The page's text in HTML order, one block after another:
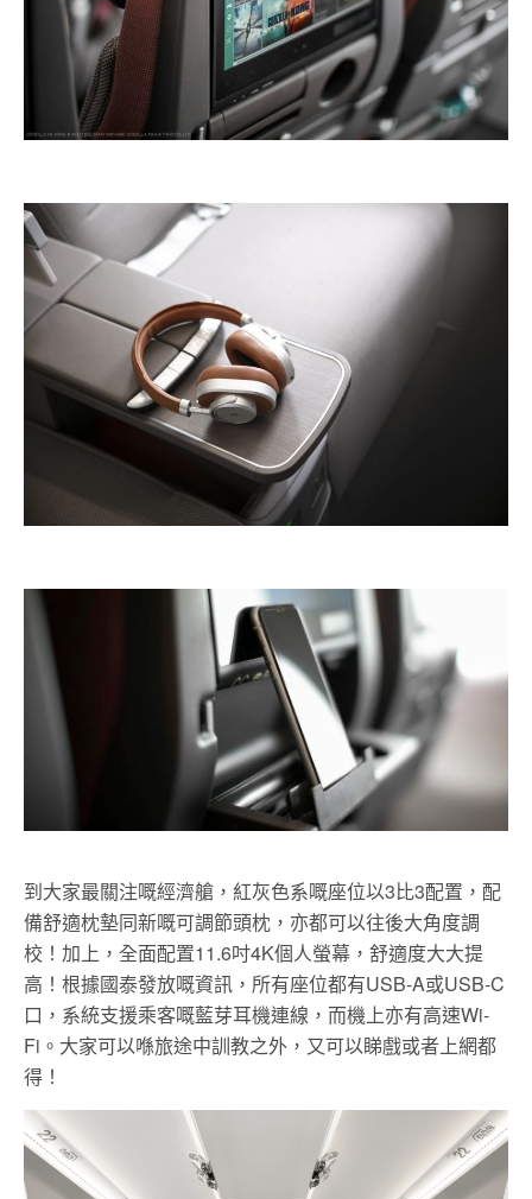
到大家最關注嘅經濟艙，紅灰色系嘅座位以3比3配置，配
備舒適枕墊同新嘅可調節頭枕，亦都可以往後大角度調
校！加上，全面配置11.6吋4K個人螢幕，舒適度大大提
高！根據國泰發放嘅資訊，所有座位都有USB-A或USB-C
口，系統支援乘客嘅藍芽耳機連線，而機上亦有高速Wi-
Fi。大家可以喺旅途中訓教之外，又可以睇戲或者上網都
得！